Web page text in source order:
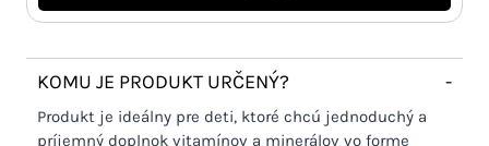
KOMU JE PRODUKT URČENÝ? -
Produkt je ideálny pre deti, ktoré chcú jednoduchý a
príjemný doplnok vitamínov a minerálov vo forme